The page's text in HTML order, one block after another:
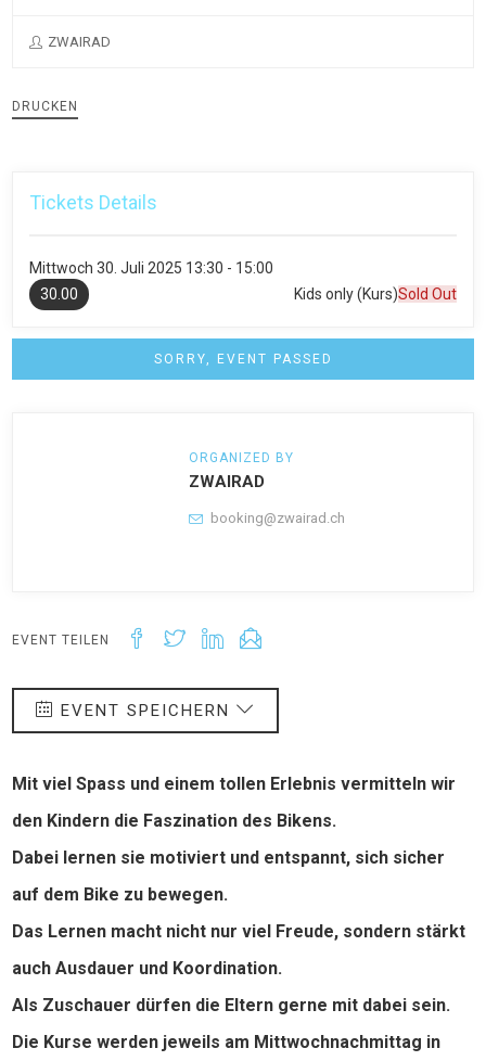
ZWAIRAD
DRUCKEN
Tickets Details
Mittwoch 30. Juli 2025 13:30 - 15:00
Kids only (Kurs)Sold Out
30.00
SORRY, EVENT PASSED
ORGANIZED BY
ZWAIRAD
booking@zwairad.ch
EVENT TEILEN
EVENT SPEICHERN
Mit viel Spass und einem tollen Erlebnis vermitteln wir
den Kindern die Faszination des Bikens.
Dabei lernen sie motiviert und entspannt, sich sicher
auf dem Bike zu bewegen.
Das Lernen macht nicht nur viel Freude, sondern stärkt
auch Ausdauer und Koordination.
Als Zuschauer dürfen die Eltern gerne mit dabei sein.
Die Kurse werden jeweils am Mittwochnachmittag in